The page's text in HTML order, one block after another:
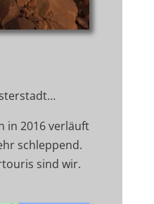
in 2016 verläuft
schleppend.
sind wir.